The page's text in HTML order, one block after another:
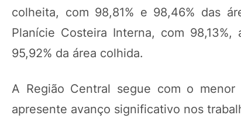
colheita, com 98,81% e 98,46% das
Planície Costeira Interna, com
95,92% da área colhida.
A Região Central segue com o menor
apresente avanço significativo nos